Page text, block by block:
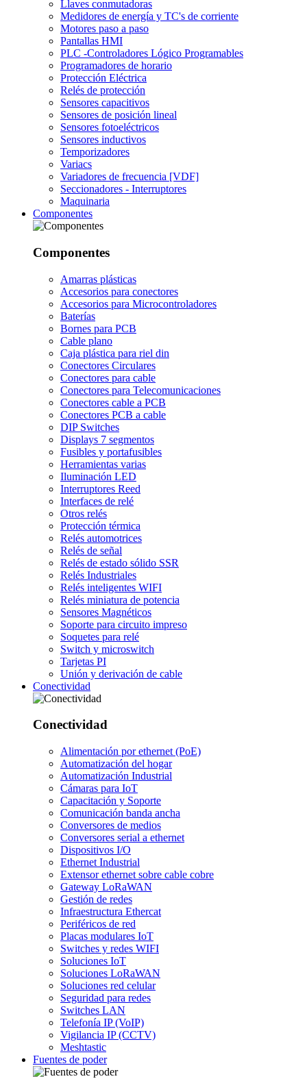
Llaves conmutadoras
Medidores de energía y TC's de corriente
Motores paso a paso
Pantallas HMI
PLC -Controladores Lógico Programables
Programadores de horario
Protección Eléctrica
Relés de protección
Sensores capacitivos
Sensores de posición lineal
Sensores fotoeléctricos
Sensores inductivos
Temporizadores
Variacs
Variadores de frecuencia [VDF]
Seccionadores - Interruptores
Maquinaria
Componentes
Componentes
Amarras plásticas
Accesorios para conectores
Accesorios para Microcontroladores
Baterías
Bornes para PCB
Cable plano
Caja plástica para riel din
Conectores Circulares
Conectores para cable
Conectores para Telecomunicaciones
Conectores cable a PCB
Conectores PCB a cable
DIP Switches
Displays 7 segmentos
Fusibles y portafusibles
Herramientas varias
Iluminación LED
Interruptores Reed
Interfaces de relé
Otros relés
Protección térmica
Relés automotrices
Relés de señal
Relés de estado sólido SSR
Relés Industriales
Relés inteligentes WIFI
Relés miniatura de potencia
Sensores Magnéticos
Soporte para circuito impreso
Soquetes para relé
Switch y microswitch
Tarjetas PI
Unión y derivación de cable
Conectividad
Conectividad
Alimentación por ethernet (PoE)
Automatización del hogar
Automatización Industrial
Cámaras para IoT
Capacitación y Soporte
Comunicación banda ancha
Conversores de medios
Conversores serial a ethernet
Dispositivos I/O
Ethernet Industrial
Extensor ethernet sobre cable cobre
Gateway LoRaWAN
Gestión de redes
Infraestructura Ethercat
Periféricos de red
Placas modulares IoT
Switches y redes WIFI
Soluciones IoT
Soluciones LoRaWAN
Soluciones red celular
Seguridad para redes
Switches LAN
Telefonía IP (VoIP)
Vigilancia IP (CCTV)
Meshtastic
Fuentes de poder